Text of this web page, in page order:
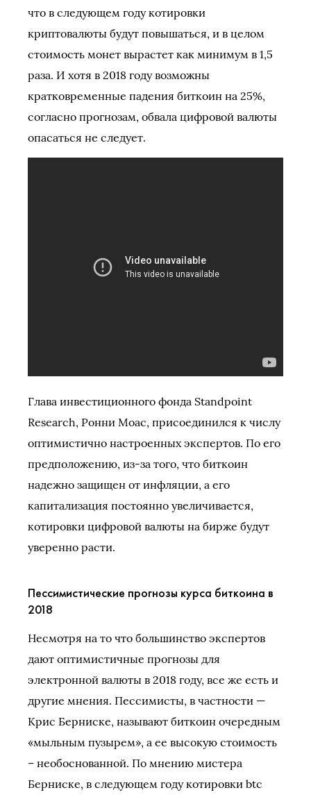
что в следующем году котировки
криптовалюты будут повышаться, и в целом
стоимость монет вырастет как минимум в 1,5
раза. И хотя в 2018 году возможны
кратковременные падения биткоин на 25%,
согласно прогнозам, обвала цифровой валюты
опасаться не следует.
Глава инвестиционного фонда Standpoint
Research, Ронни Моас, присоединился к числу
оптимистично настроенных экспертов. По его
предположению, из-за того, что биткоин
надежно защищен от инфляции, а его
капитализация постоянно увеличивается,
котировки цифровой валюты на бирже будут
уверенно расти.
Пессимистические прогнозы курса биткоина в
2018
Несмотря на то что большинство экспертов
дают оптимистичные прогнозы для
электронной валюты в 2018 году, все же есть и
другие мнения. Пессимисты, в частности —
Крис Берниске, называют биткоин очередным
«мыльным пузырем», а ее высокую стоимость
– необоснованной. По мнению мистера
Берниске, в следующем году котировки btc